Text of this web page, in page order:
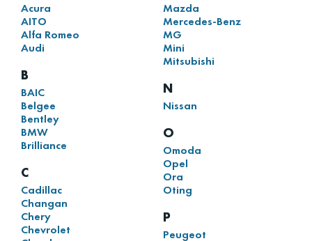
Acura
AITO
Alfa Romeo
Audi
B
BAIC
Belgee
Bentley
BMW
Brilliance
C
Cadillac
Changan
Chery
Chevrolet
Mazda
Mercedes-Benz
MG
Mini
Mitsubishi
N
Nissan
O
Omoda
Opel
Ora
Oting
P
Peugeot